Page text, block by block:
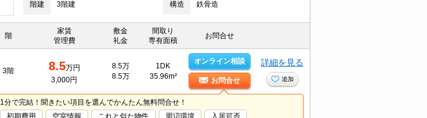
階建 3階建 構造 鉄骨造
階
家賃
管理費
敷金
礼金
間取り
専有面積
お問合せ
3階 8.5万円
3,000円
8.5万
8.5万
1DK
35.96m²
オンライン相談
お問合せ
詳細を見る
追加
1分で完結！聞きたい項目を選んでかんたん無料問合せ！
初期費用
空室情報 これと似た物件 周辺環境 入居可否